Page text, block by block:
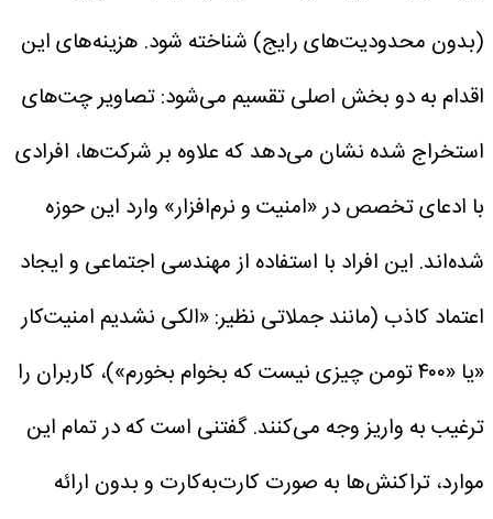
(بدون محدودیت‌های رایج) شناخته شود. هزینه‌های این
اقدام به دو بخش اصلی تقسیم می‌شود:تصاویر چت‌های
استخراج شده نشان می‌دهد که علاوه بر شرکت‌ها، افرادی
با ادعای تخصص در «امنیت و نرم‌افزار» وارد این حوزه
شده‌اند. این افراد با استفاده از مهندسی اجتماعی و ایجاد
اعتماد کاذب (مانند جملاتی نظیر: «الکی نشدیم امنیت‌کار
«یا «۴۰۰ تومن چیزی نیست که بخوام بخورم»)، کاربران را
ترغیب به واریز وجه می‌کنند.گفتنی است که در تمام این
موارد، تراکنش‌ها به صورت کارت‌به‌کارت و بدون ارائه